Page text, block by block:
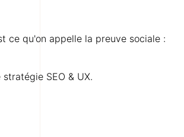
ce qu'on appelle la preuve sociale :
SEO & UX.